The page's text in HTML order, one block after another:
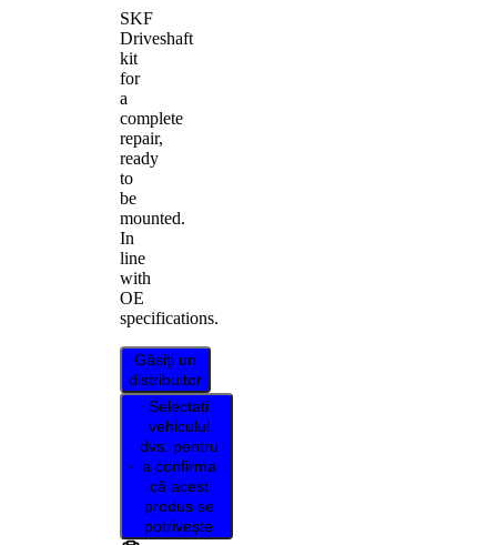
SKF
Driveshaft
kit
for
a
complete
repair,
ready
to
be
mounted.
In
line
with
OE
specifications.
Găsiți un
distribuitor
Selectați
vehiculul
dvs. pentru
a confirma
că acest
produs se
potrivește